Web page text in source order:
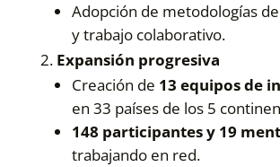
Adopción de metodologías
y trabajo colaborativo.
Expansión progresiva
Creación de 13 equipos de
en 33 países de los 5
148 participantes y 19
trabajando en red.